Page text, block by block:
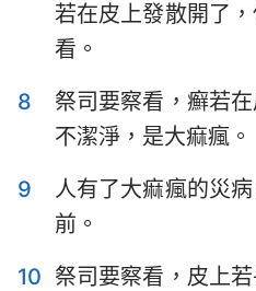
若在皮上發散開了
看。
8
祭司要察看，癬若
不潔淨，是大痲瘋。
9
人有了大痲瘋的災
前。
10 祭司要察看，皮上